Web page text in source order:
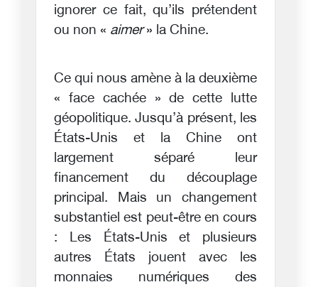
ignorer ce fait, qu’ils prétendent
ou non « aimer» la Chine.
Ce qui nous amène à la deuxième
« face cachée » de cette lutte
géopolitique. Jusqu’à présent, les
États-Unis et la Chine ont
largement séparé leur
financement du découplage
principal. Mais un changement
substantiel est peut-être en cours
: Les États-Unis et plusieurs
autres États jouent avec les
monnaies numériques des